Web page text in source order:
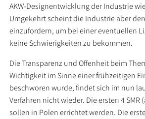
AKW-Designentwicklung der Industrie
Umgekehrt scheint die Industrie aber
einzufordern, um bei einer eventuellen
keine Schwierigkeiten zu bekommen.
Die Transparenz und Offenheit beim
Wichtigkeit im Sinne einer frühzeitigen
beschworen wurde, findet sich im nun
Verfahren nicht wieder. Die ersten 4 SMR
sollen in Polen errichtet werden. Die